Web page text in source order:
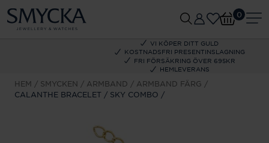
VI KÖPER DITT GULD
KOSTNADSFRI PRESENTINSLAGNING
FRI FÖRSÄKRING ÖVER 695KR
HEMLEVERANS
0
HEM SMYCKEN ARMBAND
ARMBAND FÄRG
CALANTHE BRACELET / SKY COMBO